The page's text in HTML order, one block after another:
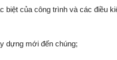
của công trình và các điều
dựng mới đến chúng;